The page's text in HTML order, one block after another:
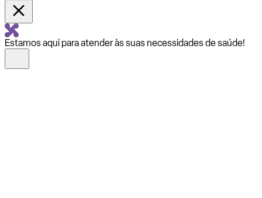
Estamos aqui para atender às suas necessidades de saúde!